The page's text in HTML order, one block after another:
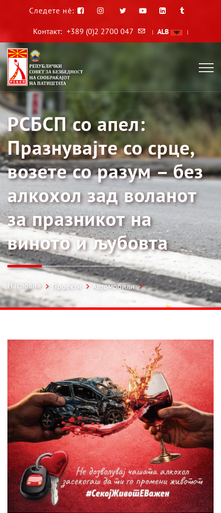
Следете нè:
Контакт: +389 (0)2 2700 047 | ALB |
РСБСП со апел:
Празнувајте со срце,
возете со разум – без
алкохол зад воланот
за празникот на
виното и љубовта
Насловна Проекти Автомобили